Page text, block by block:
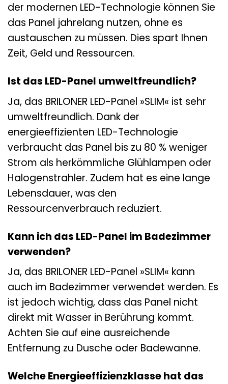
der modernen LED-Technologie können Sie
das Panel jahrelang nutzen, ohne es
austauschen zu müssen. Dies spart Ihnen
Zeit, Geld und Ressourcen.
Ist das LED-Panel umweltfreundlich?
Ja, das BRILONER LED-Panel »SLIM« ist sehr
umweltfreundlich. Dank der
energieeffizienten LED-Technologie
verbraucht das Panel bis zu 80 % weniger
Strom als herkömmliche Glühlampen oder
Halogenstrahler. Zudem hat es eine lange
Lebensdauer, was den
Ressourcenverbrauch reduziert.
Kann ich das LED-Panel im Badezimmer
verwenden?
Ja, das BRILONER LED-Panel »SLIM« kann
auch im Badezimmer verwendet werden. Es
ist jedoch wichtig, dass das Panel nicht
direkt mit Wasser in Berührung kommt.
Achten Sie auf eine ausreichende
Entfernung zu Dusche oder Badewanne.
Welche Energieeffizienzklasse hat das